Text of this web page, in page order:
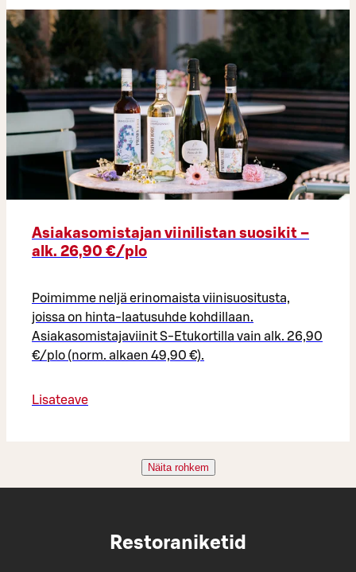
Asiakasomistajan viinilistan suosikit –
alk. 26,90 €/plo​
Poimimme neljä erinomaista viinisuositusta,
joissa on hinta-laatusuhde kohdillaan.
Asiakasomistajaviinit S-Etukortilla vain alk. 26,90
€/plo (norm. alkaen 49,90 €).
Lisateave
Näita rohkem
Restoraniketid